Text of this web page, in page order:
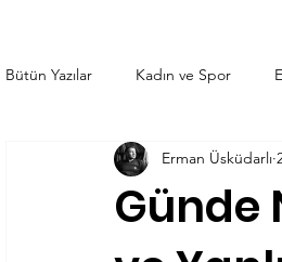
Bütün Yazılar Kadın ve Spor
Spor Söyleşileri Spor
Haftanın Ürünü
Günde
Erman Üsküdarlı